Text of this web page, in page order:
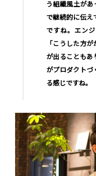
う組織風土があ
で継続的に伝え
ですね。エン
「こうした方
が出ることもあ
がプロダクトづ
る感じですね。